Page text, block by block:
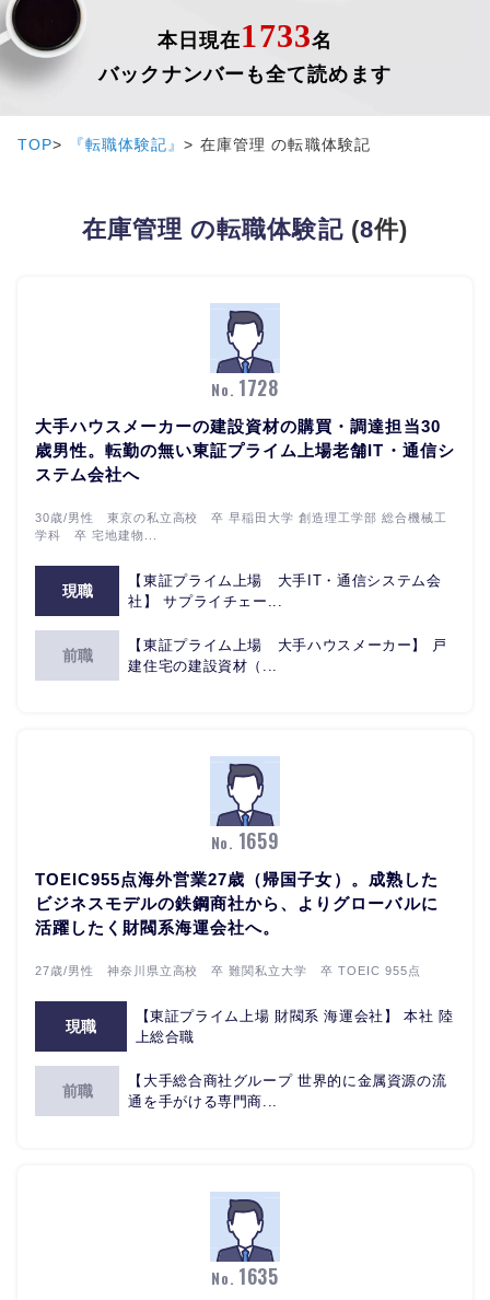
本日現在1733名
バックナンバーも全て読めます
TOP 『転職体験記』 在庫管理 の転職体験記
在庫管理 の転職体験記 (8件)
No. 1728
大手ハウスメーカーの建設資材の購買・調達担当30
歳男性。転勤の無い東証プライム上場老舗IT・通信シ
ステム会社へ
30歳/男性 東京の私立高校 卒 早稲田大学 創造理工学部 総合機械工
学科 卒 宅地建物...
現職
【東証プライム上場 大手IT・通信システム会
社】 サプライチェー...
前職
【東証プライム上場 大手ハウスメーカー】 戸
建住宅の建設資材（...
No. 1659
TOEIC955点海外営業27歳（帰国子女）。成熟した
ビジネスモデルの鉄鋼商社から、よりグローバルに
活躍したく財閥系海運会社へ。
27歳/男性 神奈川県立高校 卒 難関私立大学 卒 TOEIC 955点
現職
【東証プライム上場 財閥系 海運会社】 本社 陸
上総合職
前職
【大手総合商社グループ 世界的に金属資源の流
通を手がける専門商...
No. 1635